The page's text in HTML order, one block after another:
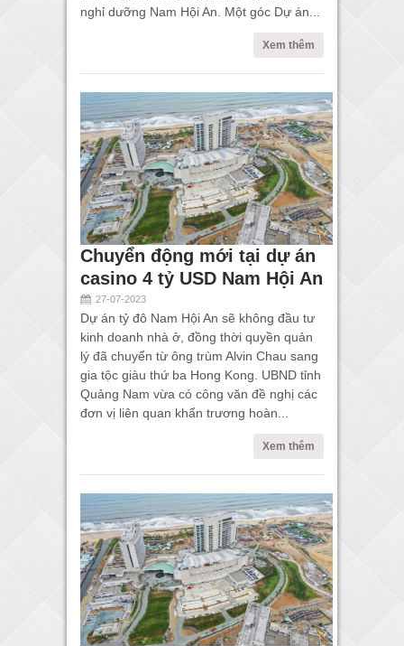
nghỉ dưỡng Nam Hội An. Một góc Dự án...
Xem thêm
Chuyển động mới tại dự án
casino 4 tỷ USD Nam Hội An
27-07-2023
Dự án tỷ đô Nam Hội An sẽ không đầu tư
kinh doanh nhà ở, đồng thời quyền quản
lý đã chuyển từ ông trùm Alvin Chau sang
gia tộc giàu thứ ba Hong Kong. UBND tỉnh
Quảng Nam vừa có công văn đề nghị các
đơn vị liên quan khẩn trương hoàn...
Xem thêm